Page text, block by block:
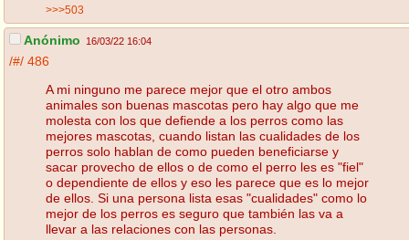
>>>503
Anónimo 16/03/22 16:04
/#/ 486
A mi ninguno me parece mejor que el otro ambos
animales son buenas mascotas pero hay algo que me
molesta con los que defiende a los perros como las
mejores mascotas, cuando listan las cualidades de los
perros solo hablan de como pueden beneficiarse y
sacar provecho de ellos o de como el perro les es "fiel"
o dependiente de ellos y eso les parece que es lo mejor
de ellos. Si una persona lista esas "cualidades" como lo
mejor de los perros es seguro que también las va a
llevar a las relaciones con las personas.